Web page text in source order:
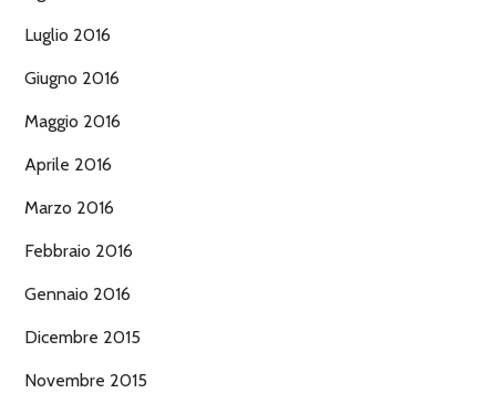
Luglio 2016
Giugno 2016
Maggio 2016
Aprile 2016
Marzo 2016
Febbraio 2016
Gennaio 2016
Dicembre 2015
Novembre 2015